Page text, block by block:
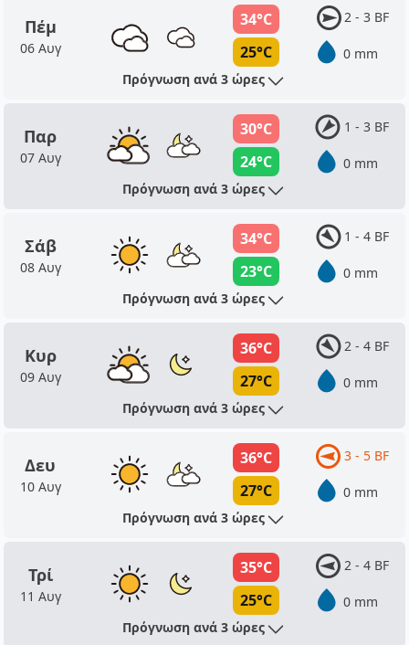
Πέμ
06 Αυγ
34°C
25°C
2 - 3 BF
0 mm
Πρόγνωση ανά 3 ώρες
Παρ
07 Αυγ
30°C
24°C
1 - 3 BF
0 mm
Πρόγνωση ανά 3 ώρες
Σάβ
08 Αυγ
34°C
23°C
1 - 4 BF
0 mm
Πρόγνωση ανά 3 ώρες
Κυρ
09 Αυγ
36°C
27°C
2 - 4 BF
0 mm
Πρόγνωση ανά 3 ώρες
Δευ
10 Αυγ
36°C
27°C
3 - 5 BF
0 mm
Πρόγνωση ανά 3 ώρες
Τρί
11 Αυγ
35°C
25°C
2 - 4 BF
0 mm
Πρόγνωση ανά 3 ώρες